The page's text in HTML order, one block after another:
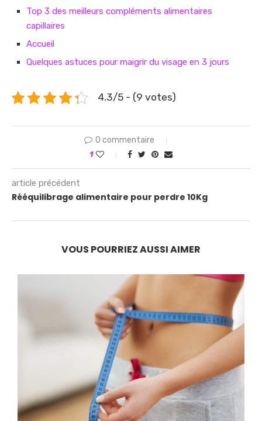
Top 3 des meilleurs compléments alimentaires
capillaires
Accueil
Quelques astuces pour maigrir du visage en 3 jours
4.3/5 - (9 votes)
0 commentaire
1
article précédent
Rééquilibrage alimentaire pour perdre 10Kg
VOUS POURRIEZ AUSSI AIMER